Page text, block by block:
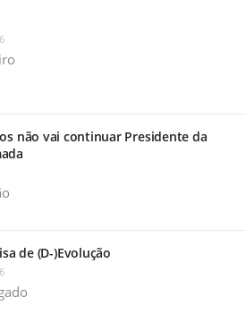
não vai continuar Presidente da
de (D-)Evolução